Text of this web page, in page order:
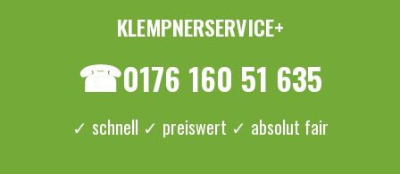
KLEMPNERSERVICE+
☎0176 160 51 635
✓ schnell ✓ preiswert ✓ absolut fair